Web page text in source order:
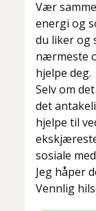
Vær
energi og
du liker og
nærmeste
hjelpe deg.
Selv om
det
hjelpe til
sosiale
Jeg håper
Vennlig